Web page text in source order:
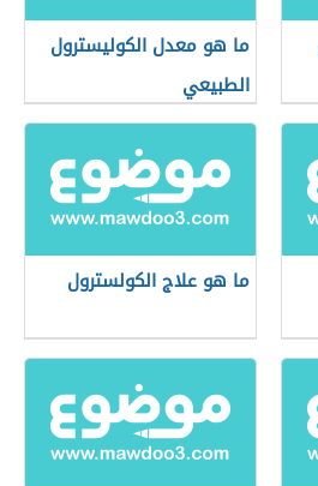
ما هو معدل الكوليسترول
الطبيعي
ما هو علاج الكولسترول